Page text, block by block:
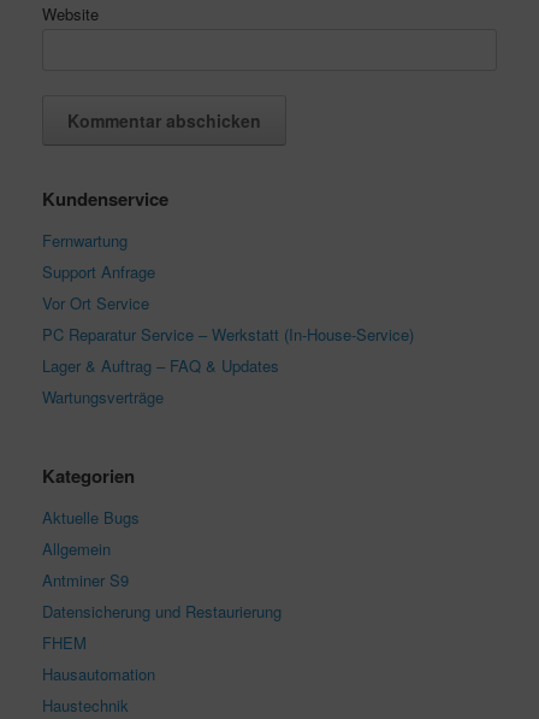
Website
Kundenservice
Fernwartung
Support Anfrage
Vor Ort Service
PC Reparatur Service – Werkstatt (In-House-Service)
Lager & Auftrag – FAQ & Updates
Wartungsverträge
Kategorien
Aktuelle Bugs
Allgemein
Antminer S9
Datensicherung und Restaurierung
FHEM
Hausautomation
Haustechnik